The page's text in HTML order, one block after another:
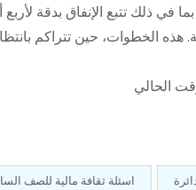
في ذلك تتبع الإنفاق بدقة
الخطوات، حين تتراكم
اسئلة ثقافة مالية للصف